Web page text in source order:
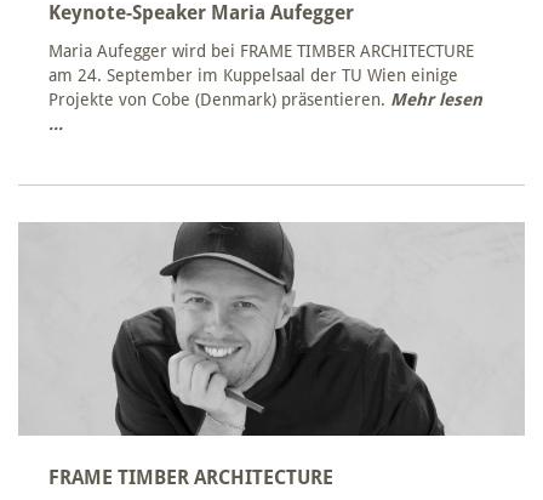
Keynote-Speaker Maria Aufegger
Maria Aufegger wird bei FRAME TIMBER ARCHITECTURE
am 24. September im Kuppelsaal der TU Wien einige
Projekte von Cobe (Denmark) präsentieren. Mehr lesen
...
FRAME TIMBER ARCHITECTURE